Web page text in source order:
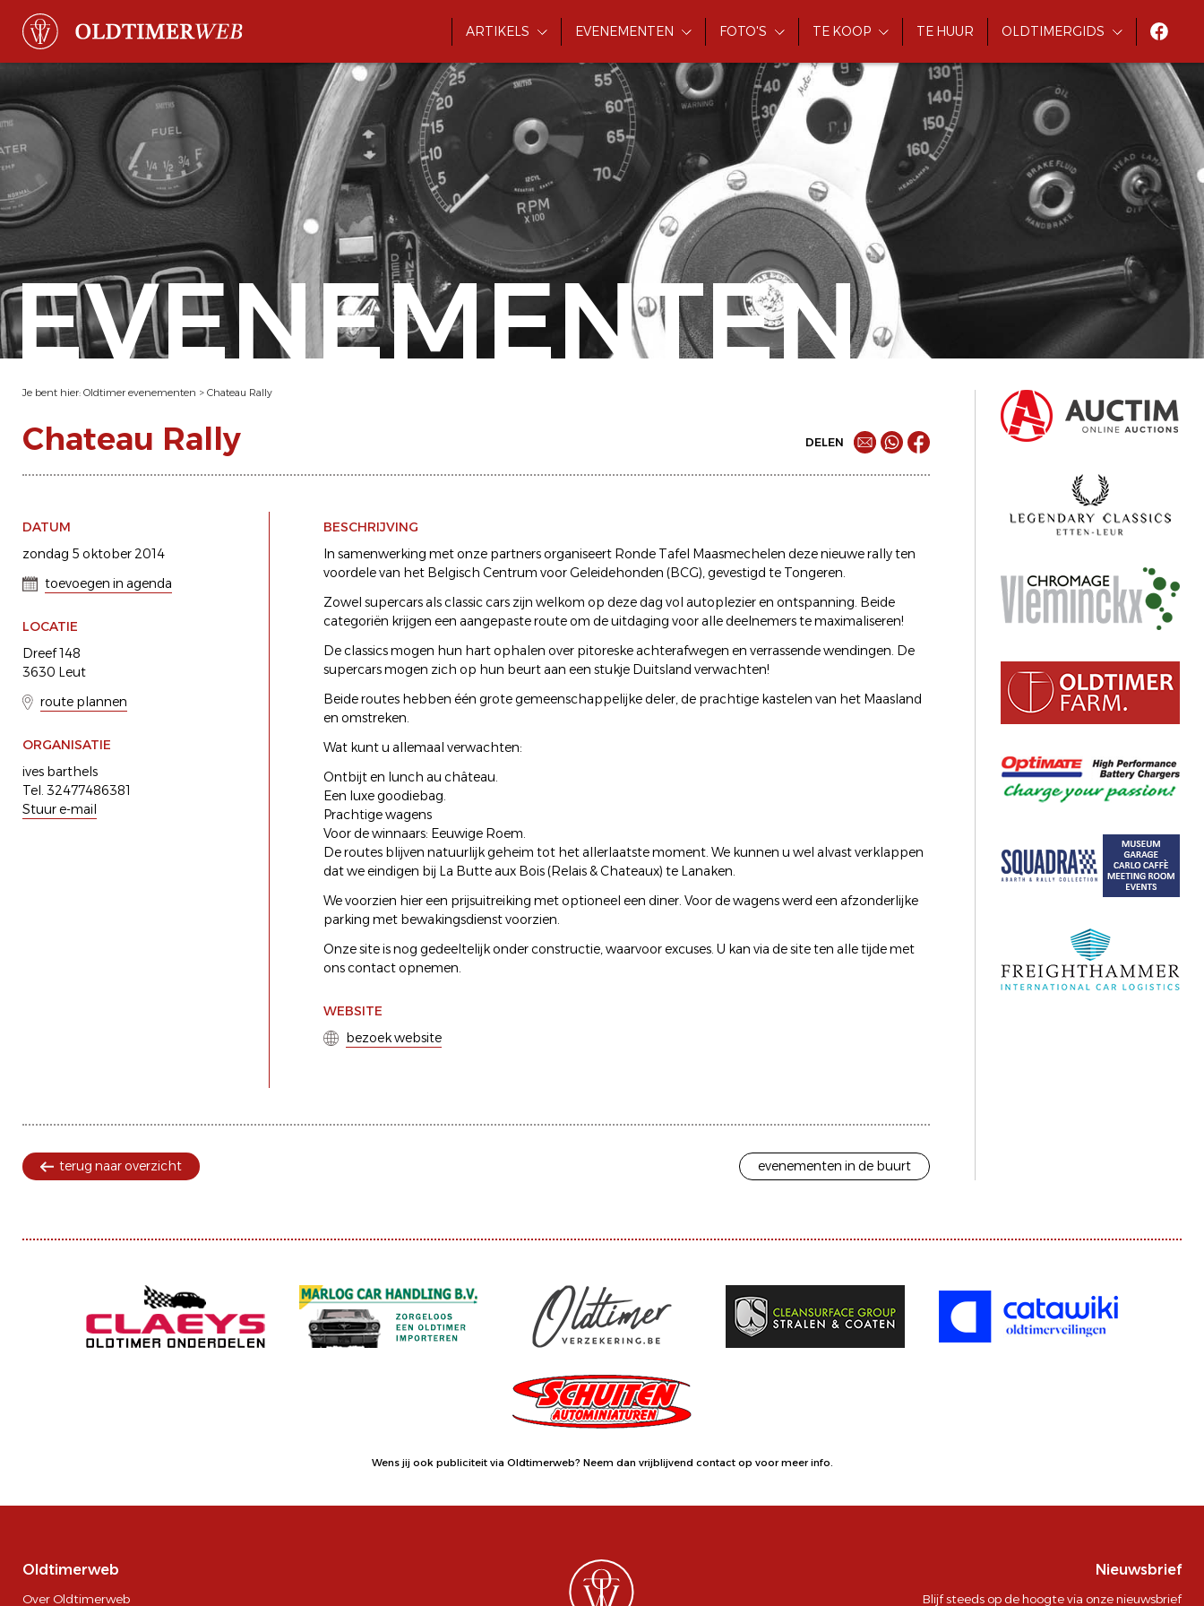
ARTIKELS EVENEMENTEN FOTO'S TE KOOP TE HUUR OLDTIMERGIDS
EVENEMENTEN
Je bent hier: Oldtimer evenementen > Chateau Rally
Chateau Rally DELEN
DATUM
zondag 5 oktober 2014
toevoegen in agenda
LOCATIE
Dreef 148
3630 Leut
route plannen
ORGANISATIE
ives barthels
Tel. 32477486381
Stuur e-mail
BESCHRIJVING
In samenwerking met onze partners organiseert Ronde Tafel Maasmechelen deze nieuwe rally ten
voordele van het Belgisch Centrum voor Geleidehonden (BCG), gevestigd te Tongeren.
Zowel supercars als classic cars zijn welkom op deze dag vol autoplezier en ontspanning. Beide
categoriën krijgen een aangepaste route om de uitdaging voor alle deelnemers te maximaliseren!
De classics mogen hun hart ophalen over pitoreske achterafwegen en verrassende wendingen. De
supercars mogen zich op hun beurt aan een stukje Duitsland verwachten!
Beide routes hebben één grote gemeenschappelijke deler, de prachtige kastelen van het Maasland
en omstreken.
Wat kunt u allemaal verwachten:
Ontbijt en lunch au château.
Een luxe goodiebag.
Prachtige wagens
Voor de winnaars: Eeuwige Roem.
De routes blijven natuurlijk geheim tot het allerlaatste moment. We kunnen u wel alvast verklappen
dat we eindigen bij La Butte aux Bois (Relais & Chateaux) te Lanaken.
We voorzien hier een prijsuitreiking met optioneel een diner. Voor de wagens werd een afzonderlijke
parking met bewakingsdienst voorzien.
Onze site is nog gedeeltelijk onder constructie, waarvoor excuses. U kan via de site ten alle tijde met
ons contact opnemen.
WEBSITE
bezoek website
terug naar overzicht evenementen in de buurt
Wens jij ook publiciteit via Oldtimerweb? Neem dan vrijblijvend contact op voor meer info.
Oldtimerweb
Over Oldtimerweb
Nieuwsbrief
Blijf steeds op de hoogte via onze nieuwsbrief